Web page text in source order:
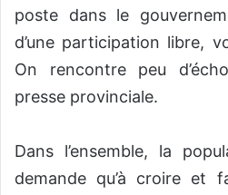
poste dans le
d’une participation libre,
On rencontre peu
presse provinciale.
Dans l’ensemble, la
demande qu’à croire et